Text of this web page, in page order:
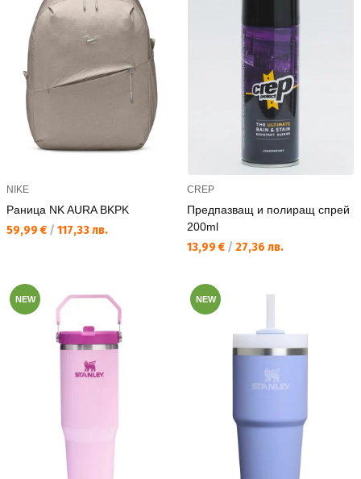
NIKE
Раница NK AURA BKPK
Текуща цена:
59,99 € / 117,33 лв.
CREP
Предпазващ и полиращ спрей
200ml
Текуща цена:
13,99 € / 27,36 лв.
NEW NEW